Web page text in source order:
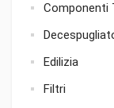
Componenti
Edilizia
Filtri